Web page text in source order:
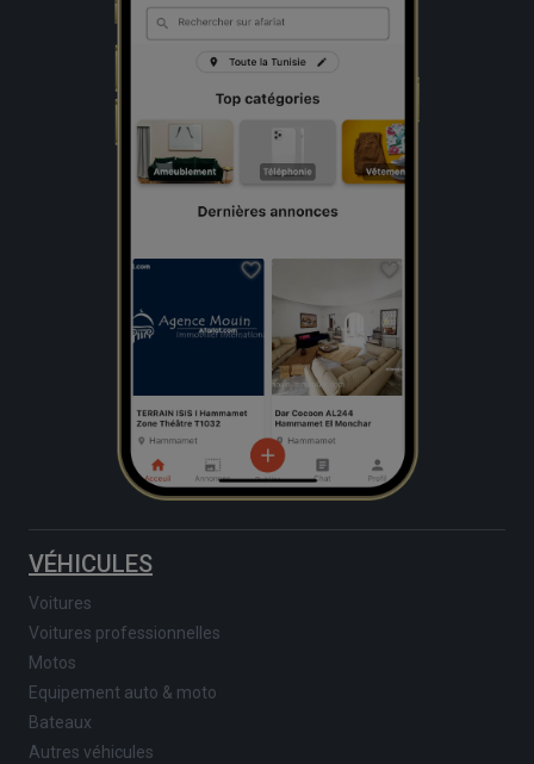
VÉHICULES
Voitures
Voitures professionnelles
Motos
Equipement auto & moto
Bateaux
Autres véhicules